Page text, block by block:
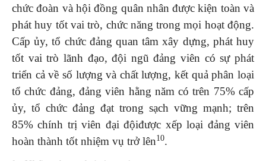
chức đoàn và hội đồng quân nhân được kiện toàn và
phát huy tốt vai trò, chức năng trong mọi hoạt động.
Cấp ủy, tổ chức đảng quan tâm xây dựng, phát huy
tốt vai trò lãnh đạo, đội ngũ đảng viên có sự phát
triển cả về số lượng và chất lượng, kết quả phân loại
tổ chức đảng, đảng viên hằng năm có trên 75% cấp
ủy, tổ chức đảng đạt trong sạch vững mạnh; trên
85% chính trị viên đại độiđược xếp loại đảng viên
hoàn thành tốt nhiệm vụ trở lên10.